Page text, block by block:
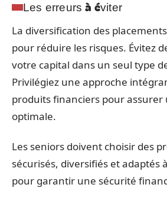
Les erreurs à éviter
La diversification des
pour réduire les risques. Évitez
votre capital dans un seul type
Privilégiez une approche
produits financiers pour
optimale.
Les seniors doivent choisir des
sécurisés, diversifiés et adaptés
pour garantir une sécurité